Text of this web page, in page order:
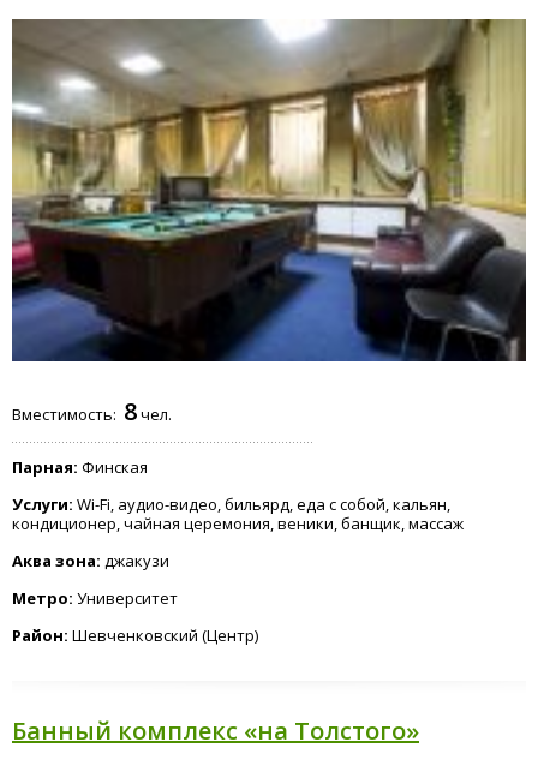
Вместимость: 8чел.
Парная: Финская
Услуги: Wi-Fi, аудио-видео, бильярд, еда с собой, кальян,
кондиционер, чайная церемония, веники, банщик, массаж
Аква зона: джакузи
Метро: Университет
Район: Шевченковский (Центр)
Банный комплекс «на Толстого»